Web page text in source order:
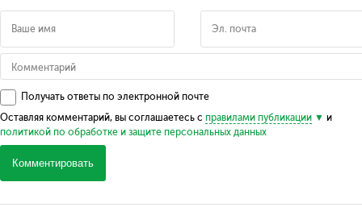
Получать ответы по электронной почте
Оставляя комментарий, вы соглашаетесь с правилами публикации
и
политикой по обработке и защите персональных данных
Комментировать